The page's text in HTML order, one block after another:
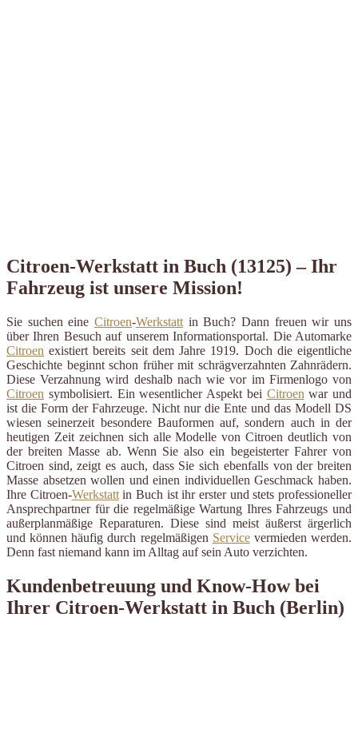
Citroen-Werkstatt in Buch (13125) – Ihr
Fahrzeug ist unsere Mission!
Sie suchen eine Citroen-Werkstatt in Buch? Dann freuen wir uns
über Ihren Besuch auf unserem Informationsportal. Die Automarke
Citroen existiert bereits seit dem Jahre 1919. Doch die eigentliche
Geschichte beginnt schon früher mit schrägverzahnten Zahnrädern.
Diese Verzahnung wird deshalb nach wie vor im Firmenlogo von
Citroen symbolisiert. Ein wesentlicher Aspekt bei Citroen war und
ist die Form der Fahrzeuge. Nicht nur die Ente und das Modell DS
wiesen seinerzeit besondere Bauformen auf, sondern auch in der
heutigen Zeit zeichnen sich alle Modelle von Citroen deutlich von
der breiten Masse ab. Wenn Sie also ein begeisterter Fahrer von
Citroen sind, zeigt es auch, dass Sie sich ebenfalls von der breiten
Masse absetzen wollen und einen individuellen Geschmack haben.
Ihre Citroen-Werkstattin Buch ist ihr erster und stets professioneller
Ansprechpartner für die regelmäßige Wartung Ihres Fahrzeugs und
außerplanmäßige Reparaturen. Diese sind meist äußerst ärgerlich
und können häufig durch regelmäßigen Servicevermieden werden.
Denn fast niemand kann im Alltag auf sein Auto verzichten.
Kundenbetreuung und Know-How bei
Ihrer Citroen-Werkstatt in Buch (Berlin)